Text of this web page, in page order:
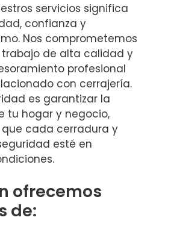
servicios significa
confianza y
Nos comprometemos
de alta calidad y
profesional
con cerrajería.
es garantizar la
tu hogar y negocio,
cada cerradura y
esté en
ofrecemos
de: